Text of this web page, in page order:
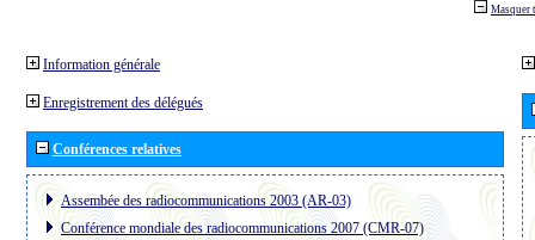
Masquer
Information générale
Enregistrement des délégués
Conférences relatives
Assembée des radiocommunications 2003 (AR-03)
Conférence mondiale des radiocommunications 2007 (CMR-07)